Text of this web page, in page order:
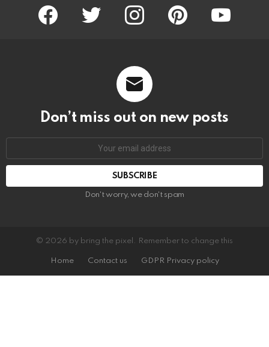
facebook twitter instagram pinterest youtube
Don’t miss out on new posts
Don't worry, we don't spam
© 2026 by bring the pixel. Remember to change this
Home Contact us GDPR Privacy policy